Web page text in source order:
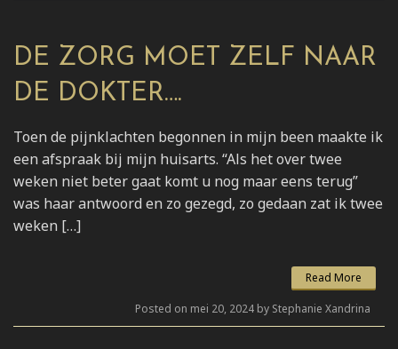
DE ZORG MOET ZELF NAAR
DE DOKTER….
Toen de pijnklachten begonnen in mijn been maakte ik
een afspraak bij mijn huisarts. “Als het over twee
weken niet beter gaat komt u nog maar eens terug”
was haar antwoord en zo gezegd, zo gedaan zat ik twee
weken […]
Read More
Posted on mei 20, 2024 by Stephanie Xandrina